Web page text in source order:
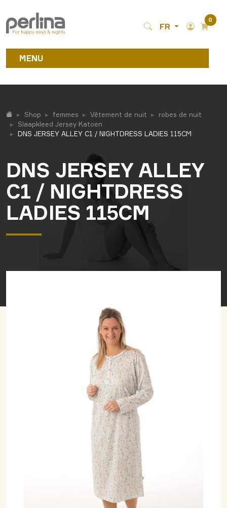
FR
0
MENU
Shop femmes Vêtement de nuit
robes de nuit
Slaapkleed Jersey Katoen
DNS JERSEY ALLEY C1 / NIGHTDRESS LADIES 115CM
DNS JERSEY ALLEY
C1 / NIGHTDRESS
LADIES 115CM